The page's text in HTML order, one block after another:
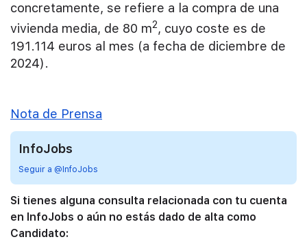
concretamente, se refiere a la compra de una
vivienda media, de 80 m2, cuyo coste es de
191.114 euros al mes (a fecha de diciembre de
2024).
Nota de Prensa
InfoJobs
Seguir a @InfoJobs
Si tienes alguna consulta relacionada con tu cuenta
en InfoJobs o aún no estás dado de alta como
Candidato: